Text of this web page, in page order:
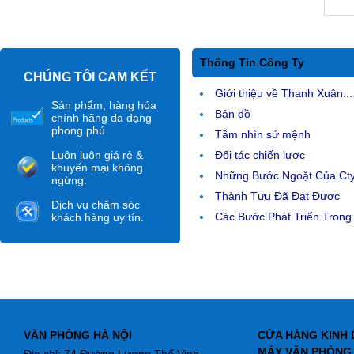
CHÚNG TÔI CAM KẾT
Sản phẩm, hàng hóa
chính hãng đa dạng
phong phú.
Luôn luôn giá rẻ &
khuyến mại không
ngừng.
Dịch vụ chăm sóc
khách hàng uy tín.
Thông Tin Công Ty
Giới thiệu về Thanh Xuân...
Bản đồ
Tầm nhìn sứ mệnh
Đối tác chiến lược
Những Bước Ngoặt Của
Thành Tựu Đã Đạt Được
Các Bước Phát Triển
VĂN PHÒNG HÀ NỘI
CỬA HÀNG KINH